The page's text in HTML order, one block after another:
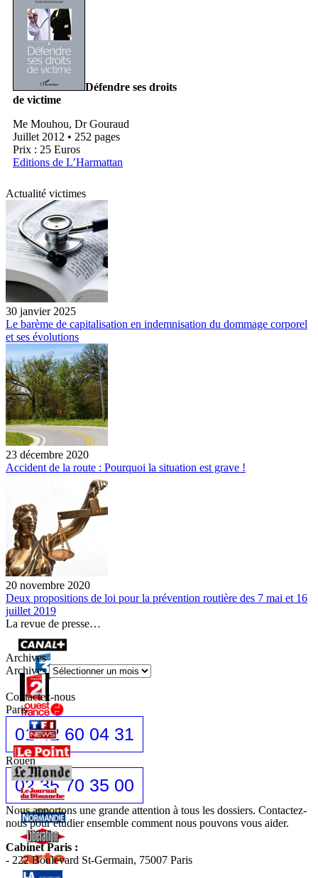
Défendre ses droits
de victime
Me Mouhou, Dr Gouraud
Juillet 2012 • 252 pages
Prix : 25 Euros
Editions de L’Harmattan
Actualité victimes
30 janvier 2025
Le barème de capitalisation en indemnisation du dommage corporel
et ses évolutions
23 décembre 2020
Accident de la route : Pourquoi la situation est grave !
20 novembre 2020
Deux propositions de loi pour la prévention routière des 7 mai et 16
juillet 2019
La revue de presse…
Archives
Archives
Contactez-nous
Paris
01 42 60 04 31
Rouen
02 35 70 35 00
Nous apportons une grande attention à tous les dossiers. Contactez-
nous pour étudier ensemble comment nous pouvons vous aider.
Cabinet Paris :
- 222 Boulevard St-Germain, 75007 Paris